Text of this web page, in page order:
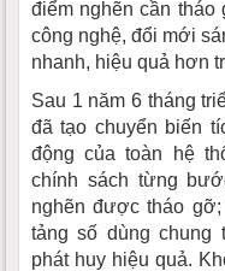
điểm nghẽn cần tháo
công nghệ, đổi mới
nhanh, hiệu quả hơn
Sau 1 năm 6 tháng
đã tạo chuyển biến
động của toàn hệ
chính sách từng
nghẽn được tháo
tảng số dùng chung
phát huy hiệu quả.